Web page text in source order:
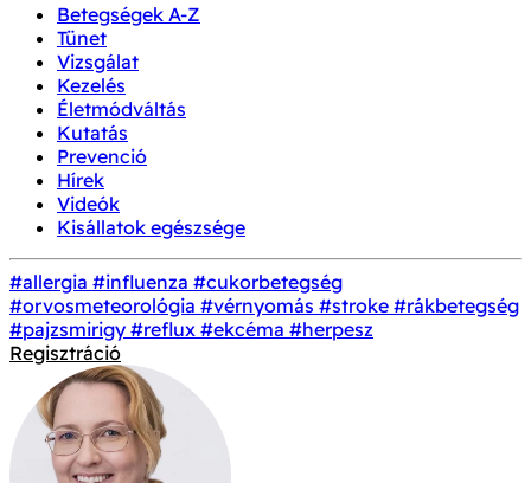
Betegségek A-Z
Tünet
Vizsgálat
Kezelés
Életmódváltás
Kutatás
Prevenció
Hírek
Videók
Kisállatok egészsége
#allergia #influenza #cukorbetegség
#orvosmeteorológia #vérnyomás #stroke #rákbetegség
#pajzsmirigy #reflux #ekcéma #herpesz
Regisztráció